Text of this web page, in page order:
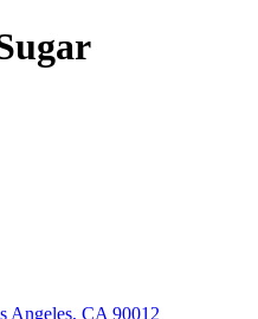
Angeles, CA 90012